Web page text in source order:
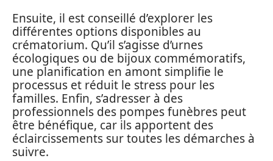
Ensuite, il est conseillé d’explorer les
différentes options disponibles au
crématorium. Qu’il s’agisse d’urnes
écologiques ou de bijoux commémoratifs,
une planification en amont simplifie le
processus et réduit le stress pour les
familles. Enfin, s’adresser à des
professionnels des pompes funèbres peut
être bénéfique, car ils apportent des
éclaircissements sur toutes les démarches à
suivre.